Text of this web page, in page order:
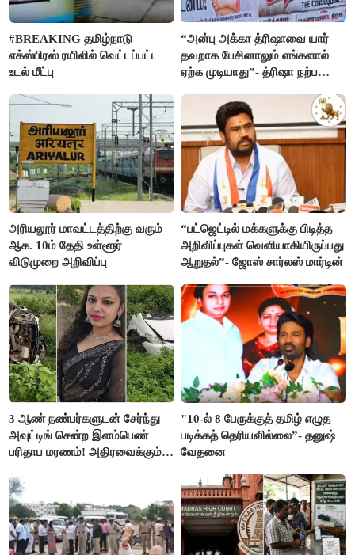
#BREAKING தமிழ்நாடு
எக்ஸ்பிரஸ் ரயிலில் வெட்டப்பட்ட
உடல் மீட்பு
“அன்பு அக்கா த்ரிஷாவை யார்
தவறாக பேசினாலும் எங்களால்
ஏற்க முடியாது”- த்ரிஷா நற்பணி
அரியலூர் மாவட்டத்திற்கு வரும்
ஆக. 10ம் தேதி உள்ளூர்
விடுமுறை அறிவிப்பு
“பட்ஜெட்டில் மக்களுக்கு பிடித்த
அறிவிப்புகள் வெளியாகியிருப்பது
ஆறுதல்”- ஜோஸ் சார்லஸ் மார்டின்
3 ஆண் நண்பர்களுடன் சேர்ந்து
அவுட்டிங் சென்ற இளம்பெண்
பரிதாப மரணம்! அதிரவைக்கும்
"10-ல் 8 பேருக்குத் தமிழ் எழுத
படிக்கத் தெரியவில்லை”- தனுஷ்
வேதனை